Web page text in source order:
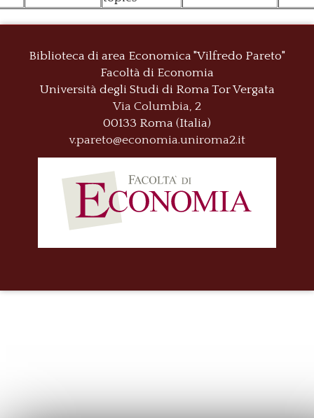
Biblioteca di area Economica "Vilfredo Pareto"
Facoltà di Economia
Università degli Studi di RomaTor Vergata
Via Columbia, 2
00133 Roma (Italia)
v.pareto@economia.uniroma2.it